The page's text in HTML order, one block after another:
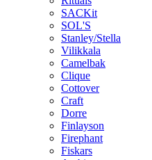
SACKit
SOL'S
Stanley/Stella
Vilikkala
Camelbak
Clique
Cottover
Craft
Dorre
Finlayson
Firephant
Fiskars